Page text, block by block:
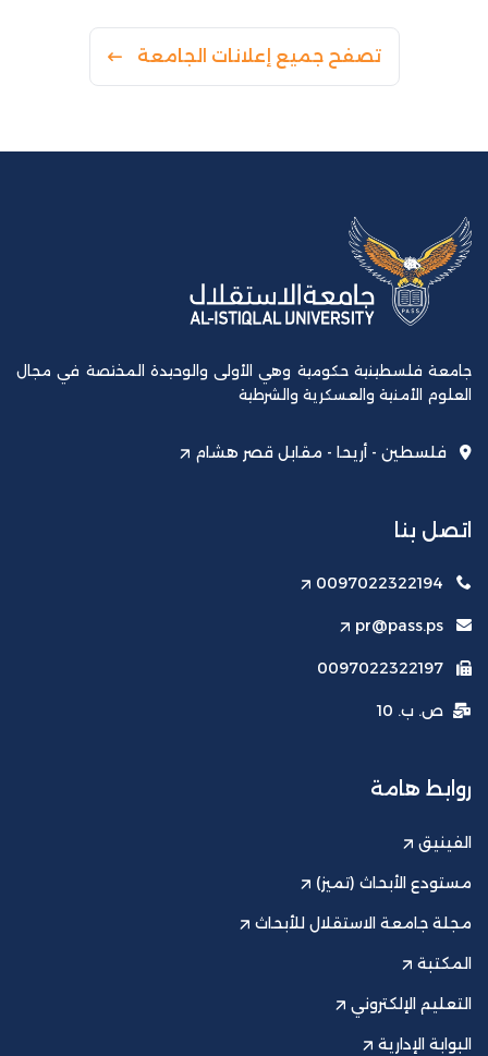
تصفح جميع إعلانات الجامعة
جامعة فلسطينية حكومية وهي الأولى والوحيدة المختصة في مجال
العلوم الأمنية والعسكرية والشرطية
فلسطين - أريحا - مقابل قصر هشام
اتصل بنا
0097022322194
pr@pass.ps
0097022322197
ص. ب. 10
روابط هامة
الفينيق
مستودع الأبحاث (تميز)
مجلة جامعة الاستقلال للأبحاث
المكتبة
التعليم الإلكتروني
البوابة الإدارية